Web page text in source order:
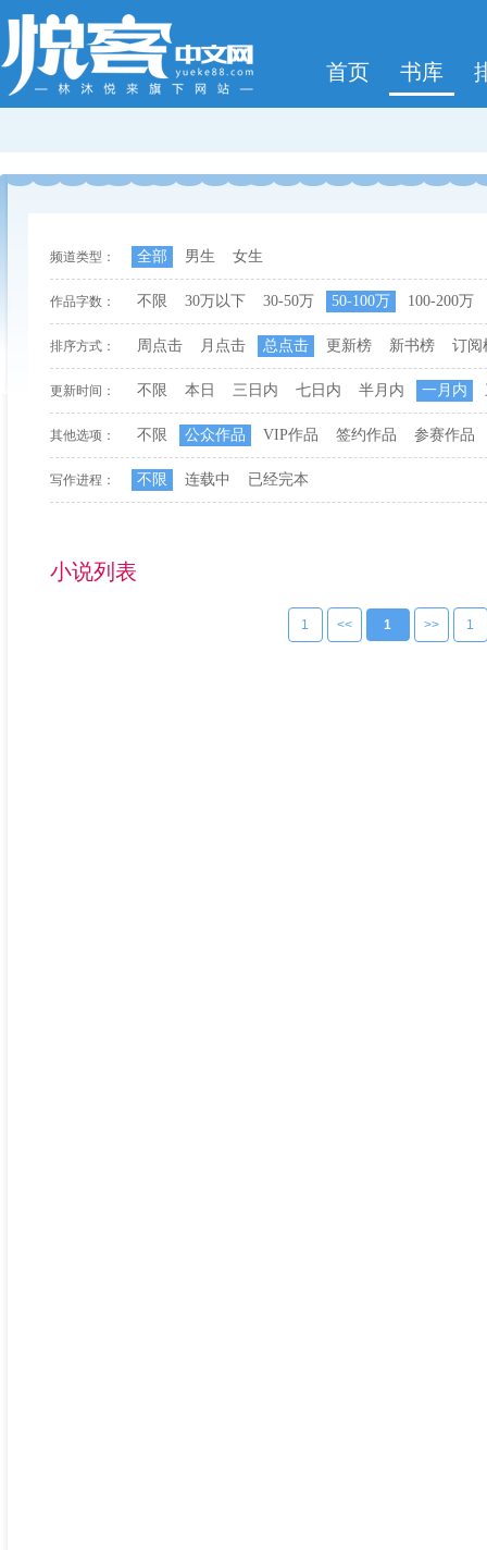
首页 书库
频道类型： 全部 男生 女生
作品字数： 不限 30万以下 30-50万 50-100万 100-200万
排序方式： 周点击 月点击 总点击 更新榜 新书榜 订阅
更新时间： 不限 本日 三日内 七日内 半月内 一月内
其他选项： 不限 公众作品 VIP作品 签约作品 参赛作品
写作进程： 不限 连载中 已经完本
小说列表
1 << 1 >> 1